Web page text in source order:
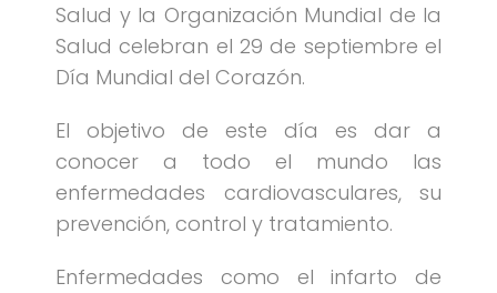
Salud y la Organización Mundial de la
Salud celebran el 29 de septiembre el
Día Mundial del Corazón.
El objetivo de este día es dar a
conocer a todo el mundo las
enfermedades cardiovasculares, su
prevención, control y tratamiento.
Enfermedades como el infarto de